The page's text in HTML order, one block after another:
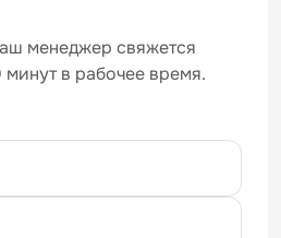
менеджер свяжется
в рабочее время.